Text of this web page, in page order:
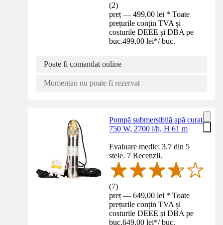
(2)
preț — 499,00 lei * Toate
prețurile conțin TVA și
costurile DEEE și DBA pe
buc.499,00 lei*/ buc.
Poate fi comandat online
Momentan nu poate fi rezervat
Pompă submersibilă apă curată
750 W, 2700 l/h, H 61 m
Evaluare medie: 3.7 din 5
stele. 7 Recenzii.
(7)
preț — 649,00 lei * Toate
prețurile conțin TVA și
costurile DEEE și DBA pe
buc.649,00 lei*/ buc.